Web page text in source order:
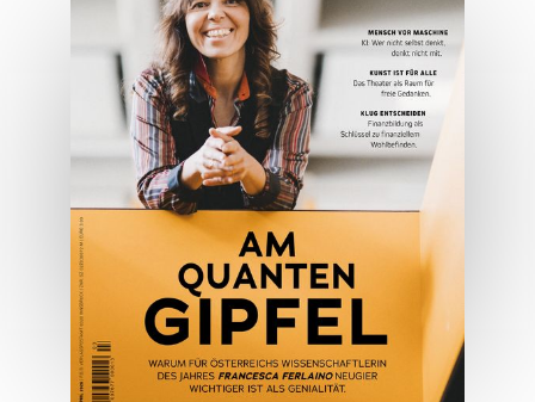
Lifestyle Mai 2026
JETZT BESTELLEN
ONLINE LESEN